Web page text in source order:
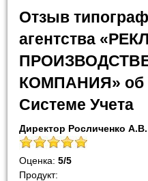
Отзыв
агентства
КОМПАНИЯ» об
Системе Учета
Директор Росличенко А.В.
Оценка:5/5
Продукт: